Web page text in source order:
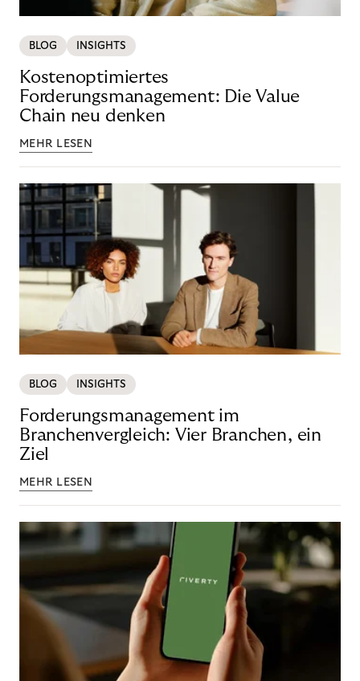
BLOG INSIGHTS
Kostenoptimiertes
Forderungsmanagement: Die Value
Chain neu denken
MEHR LESEN
BLOG INSIGHTS
Forderungsmanagement im
Branchenvergleich: Vier Branchen, ein
Ziel
MEHR LESEN